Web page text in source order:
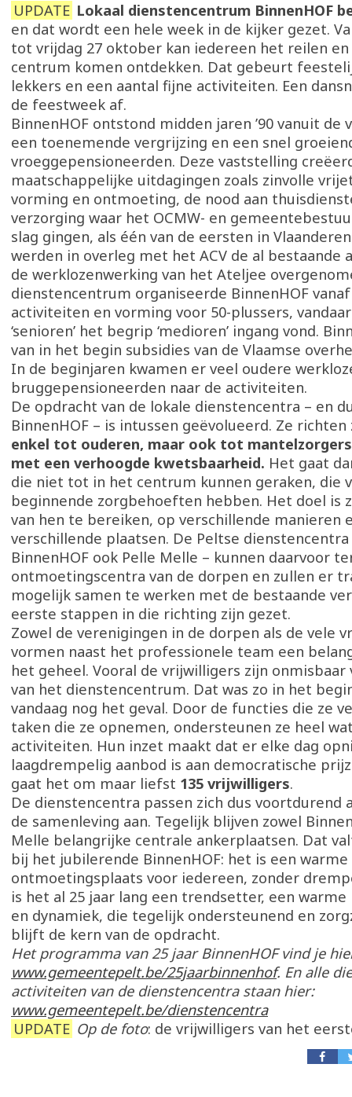
UPDATE Lokaal dienstencentrum BinnenHOF
en dat wordt een hele week in de kijker gezet.
tot vrijdag 27 oktober kan iedereen het reilen
centrum komen ontdekken. Dat gebeurt
lekkers en een aantal fijne activiteiten. Een
de feestweek af.
BinnenHOF ontstond midden jaren ’90 vanuit de
een toenemende vergrijzing en een snel
vroeggepensioneerden. Deze vaststelling
maatschappelijke uitdagingen zoals zinvolle
vorming en ontmoeting, de nood aan
verzorging waar het OCMW- en
slag gingen, als één van de eersten in
werden in overleg met het ACV de al bestaande
de werklozenwerking van het Ateljee
dienstencentrum organiseerde BinnenHOF
activiteiten en vorming voor 50-plussers,
‘senioren’ het begrip ‘medioren’ ingang vond.
van in het begin subsidies van de Vlaamse
In de beginjaren kwamen er veel oudere
bruggepensioneerden naar de activiteiten.
De opdracht van de lokale dienstencentra – en
BinnenHOF – is intussen geëvolueerd. Ze richten
enkel tot ouderen, maar ook tot
met een verhoogde kwetsbaarheid. Het gaat
die niet tot in het centrum kunnen geraken, die
beginnende zorgbehoeften hebben. Het doel is
van hen te bereiken, op verschillende manieren
verschillende plaatsen. De Peltse dienstencentra
BinnenHOF ook Pelle Melle – kunnen daarvoor
ontmoetingscentra van de dorpen en zullen er
mogelijk samen te werken met de bestaande
eerste stappen in die richting zijn gezet.
Zowel de verenigingen in de dorpen als de vele
vormen naast het professionele team een
het geheel. Vooral de vrijwilligers zijn onmisbaar
van het dienstencentrum. Dat was zo in het
vandaag nog het geval. Door de functies die ze
taken die ze opnemen, ondersteunen ze heel
activiteiten. Hun inzet maakt dat er elke dag
laagdrempelig aanbod is aan democratische
gaat het om maar liefst 135 vrijwilligers.
De dienstencentra passen zich dus voortdurend
de samenleving aan. Tegelijk blijven zowel
Melle belangrijke centrale ankerplaatsen. Dat
bij het jubilerende BinnenHOF: het is een warme
ontmoetingsplaats voor iedereen, zonder
is het al 25 jaar lang een trendsetter, een warme
en dynamiek, die tegelijk ondersteunend en
blijft de kern van de opdracht.
Het programma van 25 jaar BinnenHOF vind je
www.gemeentepelt.be/25jaarbinnenhof. En alle
activiteiten van de dienstencentra staan hier:
www.gemeentepelt.be/dienstencentra
UPDATE Op de foto: de vrijwilligers van het